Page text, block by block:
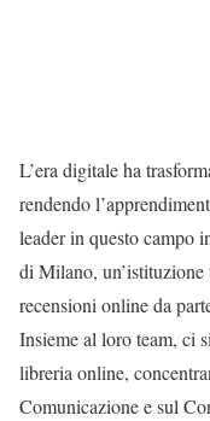
L’era digitale ha
rendendo
leader in questo campo
di Milano,
recensioni online da
Insieme al loro team, ci
libreria online,
Comunicazione e sul